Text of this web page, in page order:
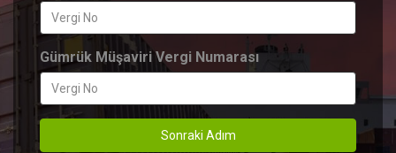
Gümrük Müşaviri Vergi Numarası